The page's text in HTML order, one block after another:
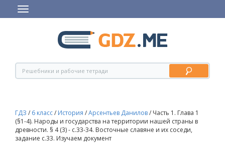
ГДЗ / 6 класс/ История /Арсентьев Данилов/ Часть 1. Глава 1
(§1-4). Народы и государства на территории нашей страны в
древности. § 4 (3) - c.33-34. Восточные славяне и их соседи,
задание с.33. Изучаем документ